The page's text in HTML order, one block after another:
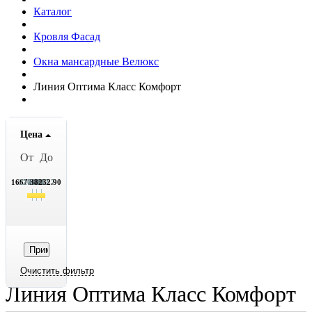
Каталог
Кровля Фасад
Окна мансардные Велюкс
Линия Оптима Класс Комфорт
Цена
От До
16672.70
22062.7
27452.7
32842.7
38232.90
Линия Оптима Класс Комфорт